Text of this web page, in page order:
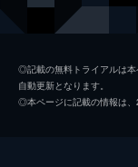
◎記載の無料トライアルは本
自動更新となります。
◎本ページに記載の情報は、